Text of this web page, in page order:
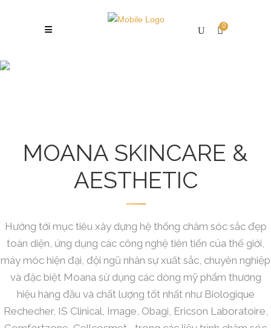
0
MOANA SKINCARE &
AESTHETIC
Hướng tới mục tiêu xây dựng hệ thống chăm sóc sắc đẹp
toàn diện, ứng dụng các công nghệ tiên tiến của thế giới,
máy móc hiện đại, đội ngũ nhân sự xuất sắc, chuyên nghiệp
và đặc biệt Moana sử dụng các dòng mỹ phẩm thương
hiệu hàng đầu và chất lượng tốt nhất như Biologique
Rechecher, IS Clinical, Image, Obagi, Ericson Laboratoire,